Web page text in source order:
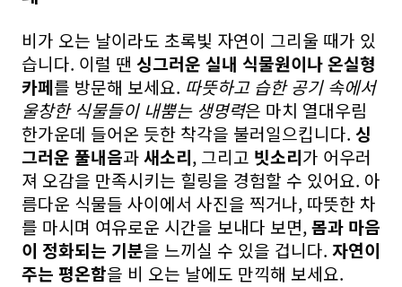
비가 오는 날이라도 초록빛 자연이 그리울 때가 있
습니다. 이럴 땐 싱그러운 실내 식물원이나 온실형
카페를 방문해 보세요. 따뜻하고 습한 공기 속에서
울창한 식물들이 내뿜는 생명력은 마치 열대우림
한가운데 들어온 듯한 착각을 불러일으킵니다. 싱
그러운 풀내음과새소리, 그리고 빗소리가 어우러
져 오감을 만족시키는 힐링을 경험할 수 있어요. 아
름다운 식물들 사이에서 사진을 찍거나, 따뜻한 차
를 마시며 여유로운 시간을 보내다 보면,몸과 마음
이 정화되는 기분을 느끼실 수 있을 겁니다. 자연이
주는 평온함을 비 오는 날에도 만끽해 보세요.